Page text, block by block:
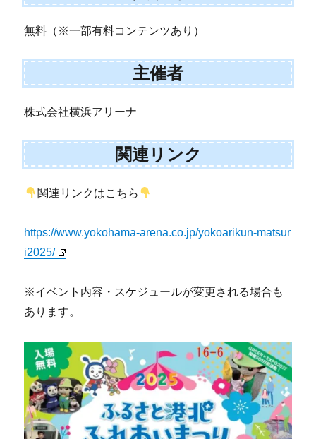
無料（※一部有料コンテンツあり）
主催者
株式会社横浜アリーナ
関連リンク
関連リンクはこちら
https://www.yokohama-arena.co.jp/yokoarikun-matsur
i2025/
※イベント内容・スケジュールが変更される場合も
あります。